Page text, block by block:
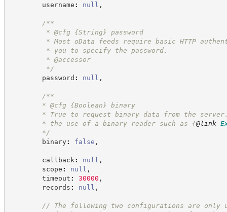
username : null ,
/**
* @cfg {String}
password
* Most oData feeds require basic HTTP
* you to specify the password.
* @accessor
*/
password : null ,
/**
* @cfg {Boolean}
binary
* True to request binary data from the server.
* the use of a binary reader such as {@link
*/
binary: false ,
callback : null ,
scope : null ,
timeout : 30000 ,
records : null ,
// The following two configurations are only